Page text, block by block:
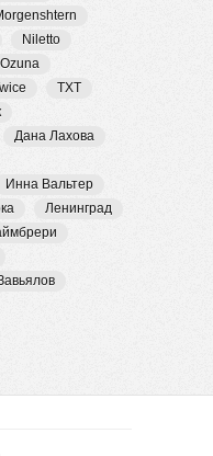
Niletto
Ozuna
TXT
Дана Лахова
Инна Вальтер
Ленинград